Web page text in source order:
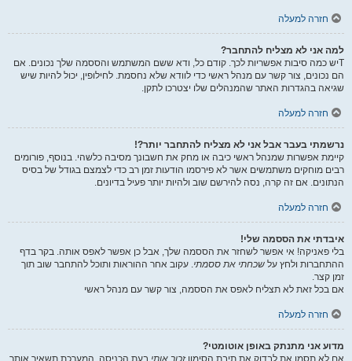
חזרה למעלה
למה אני לא מצליח להתחבר?
Tיש כמה סיבות אפשריות לכך. קודם כל, ודא ששם המשתמש והססמה שלך נכונים. אם
הם נכונים, צור קשר עם מנהל ראשי כדי לוודא שלא נחסמת. לחילופין, יכול להיות שיש
שגיאה בהגדרות האתר שהמנהלים שלו יצטרכו לתקן.
חזרה למעלה
נרשמתי בעבר אבל אני לא מצליח להתחבר יותר?!
קיימת אפשרות שמנהל ראשי כיבה או מחק את חשבונך מסיבה כלשהי. בנוסף, פורומים
רבים מוחקים משתמשים אשר לא פירסמו הודעות זמן רב כדי לצמצם בגודל של בסיס
הנתונים. אם זה קרה, נסה להירשם שוב ולהיות יותר פעיל בדיונים.
חזרה למעלה
איבדתי את הססמה שלי!
בלי פאניקה! אי אפשר לשחזר את הססמה שלך, אבל כן אפשר לאפס אותה. בקר בדף
ההתחברות ולחץ על שכחתי את ססמתי. עקוב אחר ההוראות ותוכל להתחבר שוב תוך
זמן קצר.
אם בכל זאת לא תצליח לאפס את הססמה, צור קשר עם מנהל ראשי
חזרה למעלה
מדוע אני מתנתק באופן אוטומטי?
אם לא תסמן את לבדוק את תיבת הסימוןזכור אותי בעת הכניסה, המערכת תשאיר אותך